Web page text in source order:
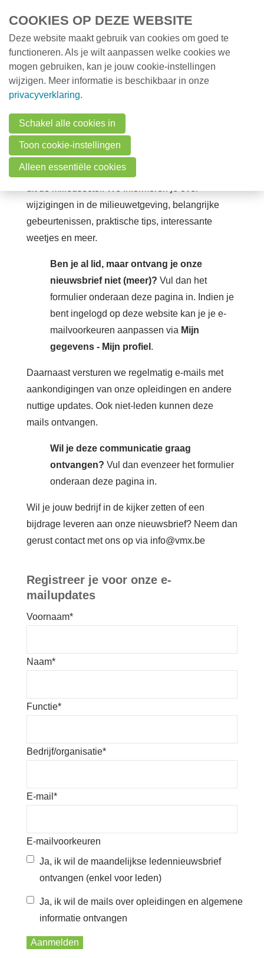
MENU
Onze nieuwsbrief
Blijf op de hoogte met de VMx-nieuwsbrief
VMx-leden ontvangenmaandelijks
ledennieuwsbriefboordevol relevante informatie
wijzigingen in de milieuwetgeving, belangrijke
gebeurtenissen, praktische tips, interessante
weetjes en meer.
Ben je al lid, maar ontvang je onze
nieuwsbrief niet (meer)? Vul dan het
formulier onderaan deze pagina in. Indien je
bent ingelogd op deze website kan je je e-
mailvoorkeuren aanpassen via Mijn
gegevens - Mijn profiel .
Daarnaast versturen we regelmatig e-mails met
aankondigingen van onze opleidingen en andere
nuttige updates. Ook niet-leden kunnen deze
mails ontvangen.
Wil je deze communicatie graag
ontvangen? Vul dan evenzeer het formulier
onderaan deze pagina in.
Wil je jouw bedrijf in de kijker zetten of een
bijdrage leveren aan onze nieuwsbrief? Neem dan
gerust contact met ons op via info@vmx.be
Registreer je voor onze e-
mailupdates
Voornaam*
Naam*
Functie*
Bedrijf/organisatie*
E-mail *
E-mailvoorkeuren
Ja, ik wil de maandelijkse ledennieuwsbrief
ontvangen (enkel voor leden)
Ja, ik wil de mails over opleidingen en algemene
informatie ontvangen
Aanmelden
Milieunieuws
Milieunieuws
Over VMx
Zoek een professional
FAQ
Login
Nederlands
COOKIES OP DEZE WEBSITE
Deze website maakt gebruik van cookies om goed te
functioneren. Als je wilt aanpassen welke cookies we
mogen gebruiken, kan je jouw cookie-instellingen
wijzigen. Meer informatie is beschikbaar in onze
privacyverklaring.
Schakel alle cookies in
Toon cookie-instellingen
Alleen essentiële cookies